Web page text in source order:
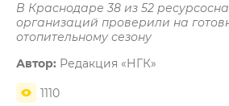
В Краснодаре 38 из 52
организаций проверили на
отопительному сезону
Автор: Редакция «НГК»
1110